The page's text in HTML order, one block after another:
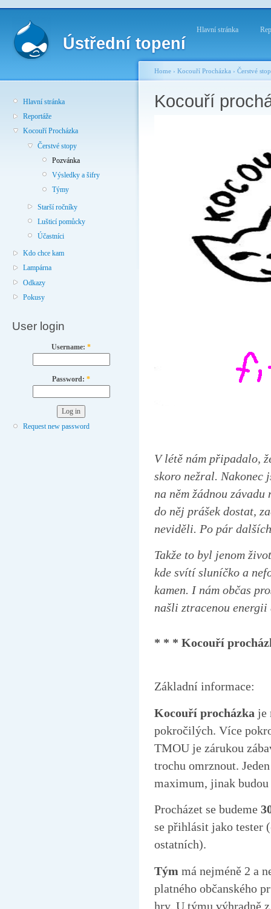
Ústřední topení
Hlavní stránka
Hlavní stránka
Reportáže
Kocouří Procházka
Čerstvé stopy
Pozvánka
Výsledky a šifry
Týmy
Starší ročníky
Lušticí pomůcky
Účastníci
Kdo chce kam
Lampárna
Odkazy
Pokusy
User login
Username: *
Password: *
Request new password
Home › Kocouří Procházka › Čerstvé
Kocouří
V létě nám připadalo,
skoro nežral. Nakonec
na něm žádnou
do něj prášek dostat,
neviděli. Po pár
Takže to byl jenom
kde svítí sluníčko a
kamen. I nám občas
našli ztracenou
* * * Kocouří
Základní informace:
Kocouří procházka je
pokročilých. Více
TMOU je zárukou
trochu omrznout.
maximum, jinak
Procházet se budeme
se přihlásit jako tester
ostatních).
Tým má nejméně 2 a
platného občanského
hry. U týmu výhradně